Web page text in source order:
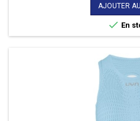
d’origine biologique, dotées de
AJOUTER
 En